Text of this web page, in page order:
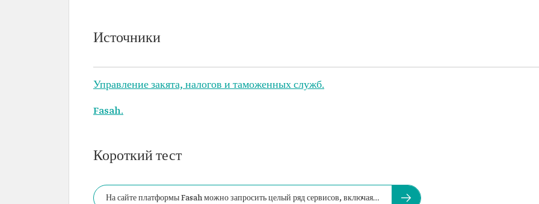
Источники
Управление закята, налогов и таможенных служб.
Fasah.
Короткий тест
На сайте платформы Fasah можно запросить целый ряд сервисов, включая…